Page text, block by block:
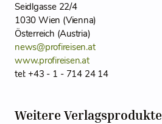
Seidlgasse 22/4
1030 Wien (Vienna)
Österreich (Austria)
news@profireisen.at
www.profireisen.at
tel: +43 - 1 - 714 24 14
Weitere Verlagsprodukte